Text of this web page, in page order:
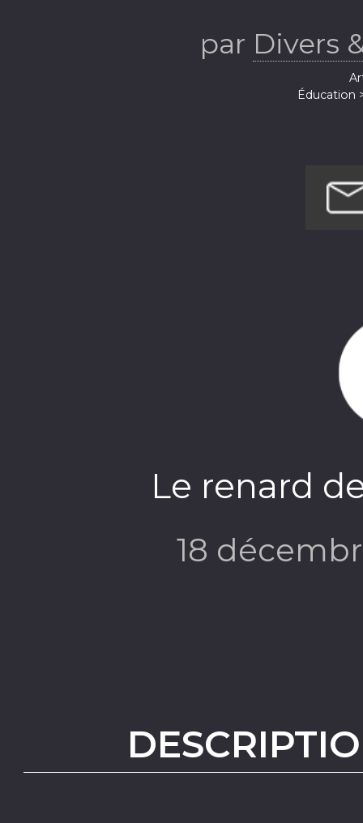
par Divers
Éducation
Le renard
18